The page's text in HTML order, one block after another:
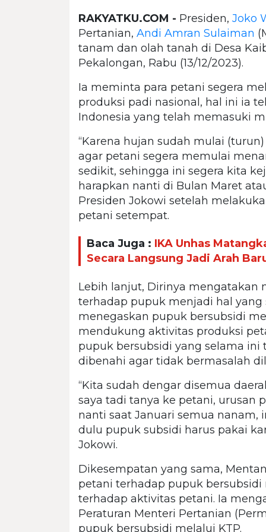
RAKYATKU.COM - Presiden, Joko
Pertanian, Andi Amran Sulaiman
tanam dan olah tanah di Desa
Pekalongan, Rabu (13/12/2023).
Ia meminta para petani segera
produksi padi nasional, hal ini ia
Indonesia yang telah memasuki
“Karena hujan sudah mulai
agar petani segera memulai
sedikit, sehingga ini segera kita
harapkan nanti di Bulan Maret
Presiden Jokowi setelah
petani setempat.
Baca Juga : IKA Unhas
Secara Langsung Jadi Arah
Lebih lanjut, Dirinya mengatakan
terhadap pupuk menjadi hal
menegaskan pupuk bersubsidi
mendukung aktivitas produksi
pupuk bersubsidi yang selama
dibenahi agar tidak bermasalah
“Kita sudah dengar disemua
saya tadi tanya ke petani, urusan
nanti saat Januari semua nanam,
dulu pupuk subsidi harus pakai
Jokowi.
Dikesempatan yang sama,
petani terhadap pupuk
terhadap aktivitas petani. Ia
Peraturan Menteri Pertanian
pupuk bersubsidi melalui KTP.